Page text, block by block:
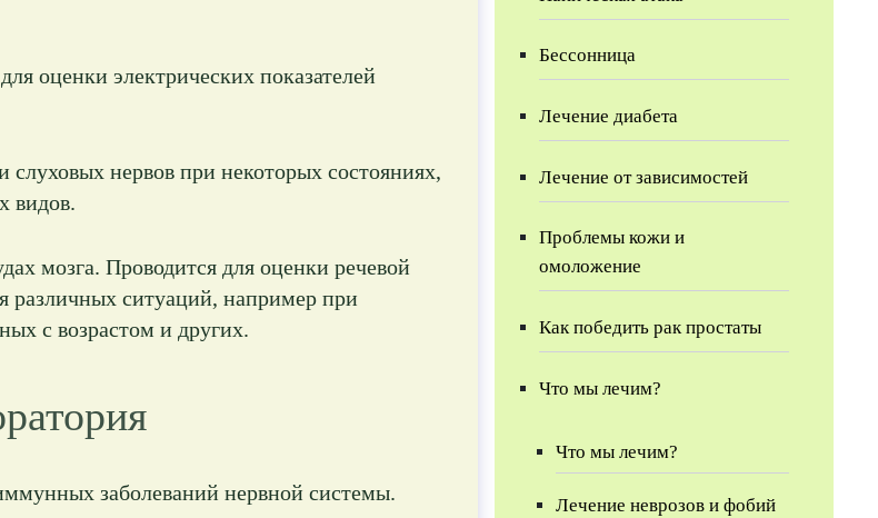
оценки электрических показателей
слуховых нервов при некоторых состояниях,
видов.
мозга. Проводится для оценки речевой
ситуаций, например при
с возрастом и других.
заболеваний нервной системы.
Бессонница
Лечение диабета
Лечение от зависимостей
Проблемы кожи и
омоложение
Как победить рак простаты
Что мы лечим?
Что мы лечим?
Лечение неврозов и фобий